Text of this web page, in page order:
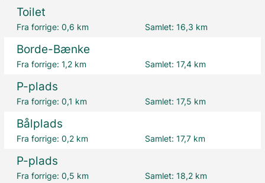
Toilet
Fra forrige:0,6 km Samlet: 16,3 km
Borde-Bænke
Fra forrige:1,2 km Samlet: 17,4 km
P-plads
Fra forrige:0,1 km Samlet: 17,5 km
Bålplads
Fra forrige:0,2 km Samlet: 17,7 km
P-plads
Fra forrige:0,5 km Samlet: 18,2 km